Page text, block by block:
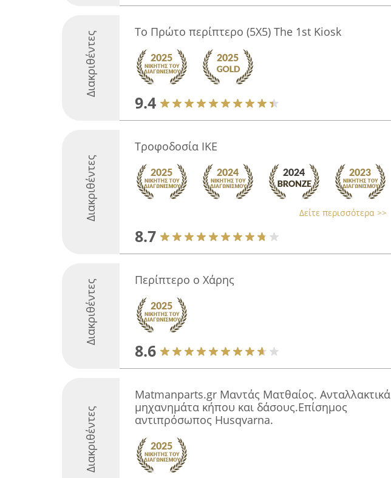
Διακριθέντες Το Πρώτο περίπτερο (5Χ5) The 1st Kiosk
9.4
Διακριθέντες
Τροφοδοσία ΙΚΕ
Δείτε περισσότερα >>
8.7
Διακριθέντες Περίπτερο ο Χάρης
8.6
Διακριθέντες
Matmanparts.gr Μαντάς Ματθαίος. Ανταλλακτικά
μηχανημάτα κήπου και δάσους.Επίσημος
αντιπρόσωπος Husqvarna.